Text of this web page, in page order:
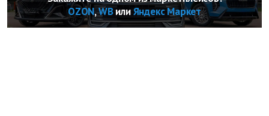
OZON,WBилиЯндекс Маркет